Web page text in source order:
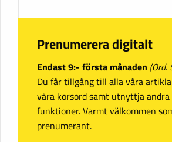
Prenumerera digitalt
Endast 9:- första månaden
Du får tillgång till alla våra
våra korsord samt utnyttja andra
funktioner. Varmt välkommen
prenumerant.